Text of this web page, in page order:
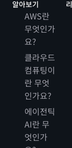
알아보기
AWS란
무엇인가
요?
클라우드
컴퓨팅이
란 무엇
인가요?
에이전틱
AI란 무
엇인가